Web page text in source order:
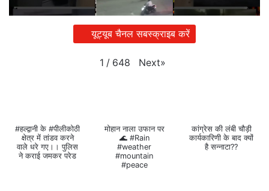
यूट्यूब चैनल सबस्क्राइब करें
1 / 648 Next»
#हल्द्वानी के #पीलीकोठी
क्षेत्र में तांडव करने
वाले धरे गए।। पुलिस
ने कराई जमकर परेड
मोहान नाला उफान पर
🌊 #Rain
#weather
#mountain
#peace
कांग्रेस की लंबी चौड़ी
कार्यकारिणी के बाद क्यों
है सन्नाटा??